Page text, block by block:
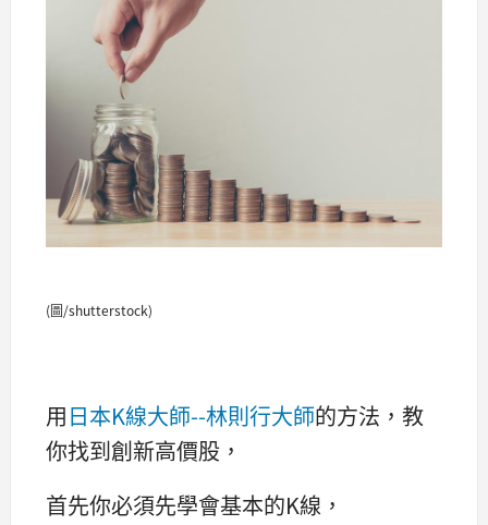
(圖/shutterstock)
用日本K線大師--林則行大師的方法，教
你找到創新高價股，
首先你必須先學會基本的K線，